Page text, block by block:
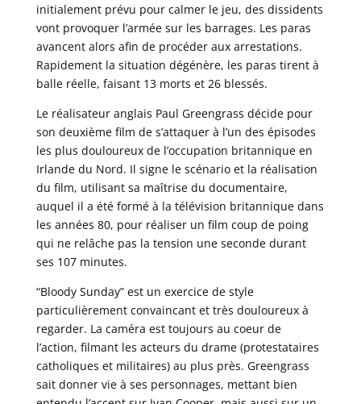
initialement prévu pour calmer le jeu, des dissidents
vont provoquer l’armée sur les barrages. Les paras
avancent alors afin de procéder aux arrestations.
Rapidement la situation dégénère, les paras tirent à
balle réelle, faisant 13 morts et 26 blessés.
Le réalisateur anglais Paul Greengrass décide pour
son deuxième film de s’attaquer à l’un des épisodes
les plus douloureux de l’occupation britannique en
Irlande du Nord. Il signe le scénario et la réalisation
du film, utilisant sa maîtrise du documentaire,
auquel il a été formé à la télévision britannique dans
les années 80, pour réaliser un film coup de poing
qui ne relâche pas la tension une seconde durant
ses 107 minutes.
“Bloody Sunday” est un exercice de style
particulièrement convaincant et très douloureux à
regarder. La caméra est toujours au coeur de
l’action, filmant les acteurs du drame (protestataires
catholiques et militaires) au plus près. Greengrass
sait donner vie à ses personnages, mettant bien